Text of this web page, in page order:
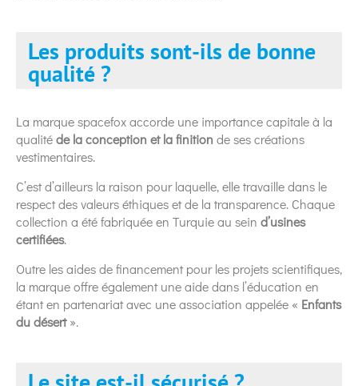
Les produits sont-ils de bonne
qualité ?
La marque spacefox accorde une importance capitale à la
qualitéde la conception et la finition de ses créations
vestimentaires.
C’est d’ailleurs la raison pour laquelle, elle travaille dans le
respect des valeurs éthiques et de la transparence. Chaque
collection a été fabriquée en Turquie au sein d’usines
certifiées.
Outre les aides de financement pour les projets scientifiques,
la marque offre également une aide dans l’éducation en
étant en partenariat avec une association appelée « Enfants
du désert».